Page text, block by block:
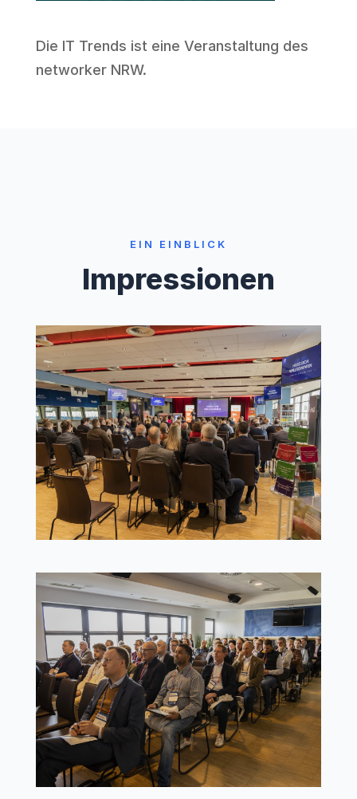
Die IT Trends ist eine Veranstaltung des
networker NRW.
EIN EINBLICK
Impressionen